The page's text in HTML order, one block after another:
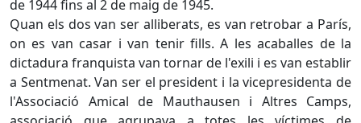
de 1944 fins al 2 de maig de 1945.
Quan els dos van ser alliberats, es van retrobar a París,
on es van casar i van tenir fills. A les acaballes de la
dictadura franquista van tornar de l'exili i es van establir
a Sentmenat. Van ser el president i la vicepresidenta de
l'Associació Amical de Mauthausen i Altres Camps,